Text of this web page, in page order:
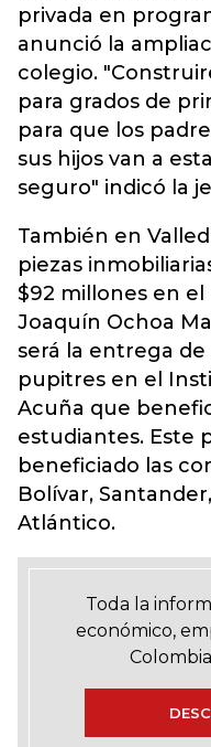
privada en
anunció la
colegio.
para grados de
para que los
sus hijos van a
seguro" indicó la
También en
piezas
$92 millones en
Joaquín Ochoa
será la entrega
pupitres en el
Acuña que
estudiantes. Este
beneficiado las
Bolívar,
Atlántico.
Toda la
económico,